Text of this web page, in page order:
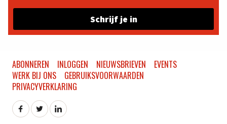
Schrijf je in
ABONNEREN INLOGGEN NIEUWSBRIEVEN
EVENTS
WERK BIJ ONS
GEBRUIKSVOORWAARDEN
PRIVACYVERKLARING